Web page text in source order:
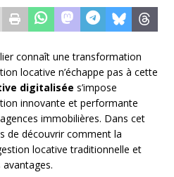
connaît une transformation
locative n’échappe pas à cette
digitalisée s’impose
innovante et performante
immobilières. Dans cet
de découvrir comment la
locative traditionnelle et